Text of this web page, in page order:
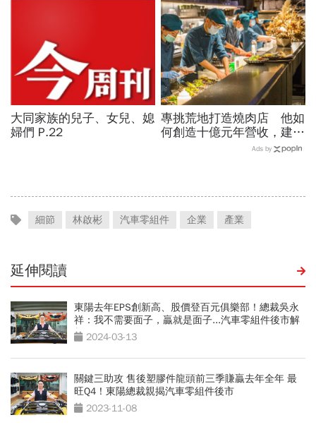
大同家族的兒子、女兒、媳
婦們 P.22
專挑荒地打造燒肉店 他如
何創造十億元年營收，建立
「燒肉南霸天」王國？
Ads by
細節 林啟彬 汽車零組件 企業 產業
延伸閱讀
東陽去年EPS創新高、股價登百元俱樂部！總裁吳永
祥：我不需要面子，贏就是面子...汽車零組件後市解
析 2024-03-13
關鍵三助攻 售後塑膠件龍頭前三季賺贏去年全年 最
旺Q4！東陽總裁親揭汽車零組件後市
2023-11-08